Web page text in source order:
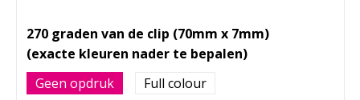
270 graden van de clip (70mm x 7mm)
Geen opdruk Full colour